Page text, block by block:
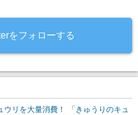
をフォローする
ウリを大量消費！ 「きゅうりのキュ